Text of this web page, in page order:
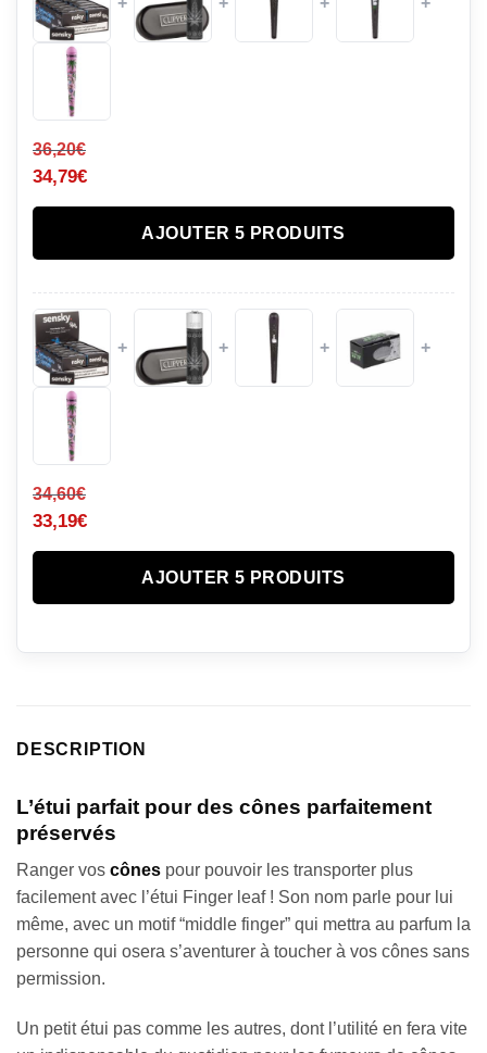
36,20€
34,79€
AJOUTER 5 PRODUITS
+ + + +
34,60€
33,19€
AJOUTER 5 PRODUITS
DESCRIPTION
L’étui parfait pour des cônes parfaitement
préservés
Ranger vos cônes pour pouvoir les transporter plus
facilement avec l’étui Finger leaf ! Son nom parle pour lui
même, avec un motif “middle finger” qui mettra au parfum la
personne qui osera s’aventurer à toucher à vos cônes sans
permission.
Un petit étui pas comme les autres, dont l’utilité en fera vite